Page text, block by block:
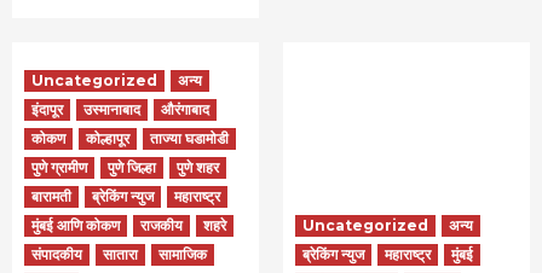
Uncategorized
अन्य
इंदापूर
उस्मानाबाद
औरंगाबाद
कोकण
कोल्हापूर
ताज्या घडामोडी
पुणे ग्रामीण
पुणे जिल्हा
पुणे शहर
बारामती
ब्रेकिंग न्युज
महाराष्ट्र
मुंबई आणि कोकण
राजकीय
शहरे
संपादकीय
सातारा
सामाजिक
Uncategorized
अन्य
ब्रेकिंग न्युज
महाराष्ट्र
मुंबई